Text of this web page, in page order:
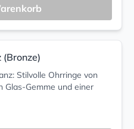
Stilvolle Ohrringe von
Glas-Gemme und einer